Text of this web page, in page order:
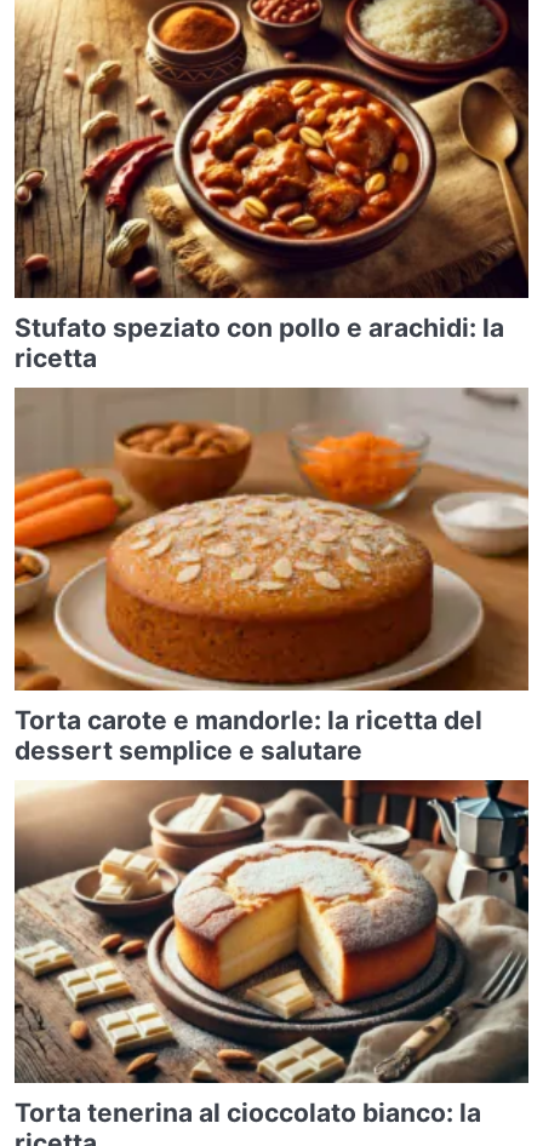
Stufato speziato con pollo e arachidi: la
ricetta
Torta carote e mandorle: la ricetta del
dessert semplice e salutare
Torta tenerina al cioccolato bianco: la